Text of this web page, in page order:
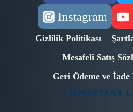
Instagram
Gizlilik Politikası
Mesafeli Satış
Geri Ödeme ve İade
IMPORTANT